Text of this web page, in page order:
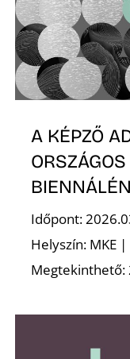
A KÉPZŐ
Időpont:
Helyszín: MKE
Megtekinthető: